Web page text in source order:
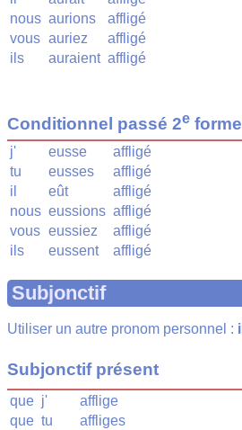
nous aurions
affligé
vous auriez
affligé
ils
auraient affligé
Conditionnel passé 2e forme
j' eusse
affligé
tu
eusses
affligé
il
eût
affligé
nous eussions affligé
vous eussiez
affligé
ils
eussent affligé
Subjonctif
Utiliser un autre pronom personnel : il
Subjonctif présent
que j'
afflige
que tu
affliges